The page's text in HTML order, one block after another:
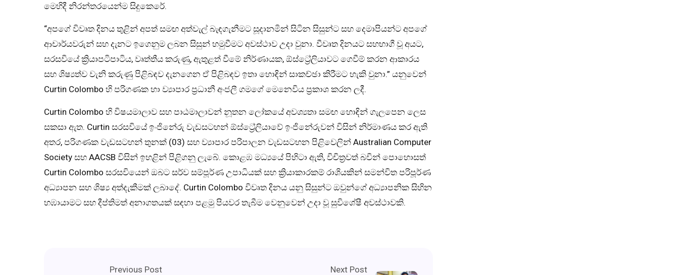
මෙහිදී නිරන්තරයෙන්ම සිදුකෙරේ.
“අපගේ විවෘත දිනය තුළින් අපත් සමඟ අත්වැල් බැඳගැනීමට සූදානමින් සිටින සිසුන්ට සහ දෙමාපියන්ට අපගේ
ආචාර්යවරුන් සහ දැනට ඉගෙනුම ලබන සිසුන් හමුවීමට අවස්ථාව උදා වුනා. වීවෘත දිනයට සහභාගී වූ අයට,
සරසවියේ ක්‍රියාපටිපාටිය, වෘත්තීය කරුණු, ඇතුළත් වීමේ නිර්ණායක, ඕස්ට්‍රේලියාවට ගෙවීම් කරන ආකාරය
සහ ශිෂ්‍යත්ව වැනි කරුණු පිළිබඳව දැනගෙන ඒ පිළිබඳව ඉතා හොඳින් සාකච්ඡා කිරීමට හැකි වුනා.” යනුවෙන්
Curtin Colombo හි පරිගණක හා ව්‍යාපාර ප්‍රධානී අංජලී ගමගේ මෙනෙවිය ප්‍රකාශ කරන ලදී.
Curtin Colombo හි විෂයමාලාව සහ පාඨමාලාවන් නූතන ලෝකයේ අවශ්‍යතා සමඟ හොඳින් ගැලපෙන ලෙස
සකසා ඇත. Curtin සරසවියේ ඉංජිනේරු වැඩසටහන් ඕස්ට්‍රේලියාවේ ඉංජිනේරුවන් විසින් නිර්මාණය කර ඇති
අතර, පරිගණක වැඩසටහන් තුනක් (03) සහ ව්‍යාපාර පරිපාලන වැඩසටහන පිළිවෙලින් Australian Computer
Society සහ AACSB විසින් ඉහළින් පිළිගනු ලැබේ. කොළඹ මධ්‍යයේ පිහිටා ඇති, විචිත්‍රවත් බවින් පොහොසත්
Curtin Colombo සරසවියෙන් ඔබට සර්ව සම්පූර්ණ උපාධියක් සහ ක්‍රියාකාරකම් රාශියකින් සමන්විත පරිපූර්ණ
අධ්‍යාපන සහ ශිෂ්‍ය අත්දැකීමක් ලබාදේ. Curtin Colombo විවෘත දිනය යනු සිසුන්ට ඔවුන්ගේ අධ්‍යාපනික සිහින
හඹායාමට සහ දීප්තිමත් අනාගතයක් සඳහා පළමු පියවර තැබීම වෙනුවෙන් උදා වූ සුවිශේෂී අවස්ථාවකි.
Previous Post Next Post